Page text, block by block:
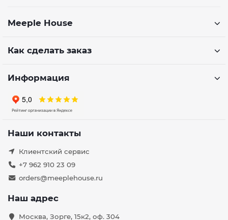
Meeple House
Как сделать заказ
Информация
Наши контакты
Клиентский сервис
+7 962 910 23 09
orders@meeplehouse.ru
Наш адрес
Москва, Зорге, 15к2, оф. 304